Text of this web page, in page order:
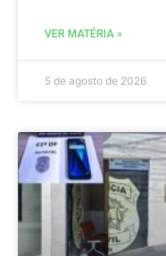
VER MATÉRIA »
5 de agosto de 2026